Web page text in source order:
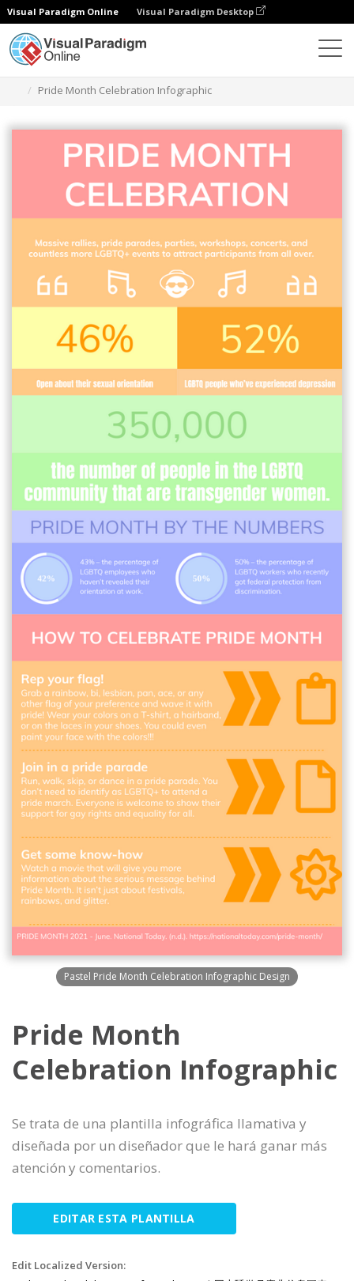
Visual Paradigm Online Visual Paradigm Desktop
Pride Month Celebration Infographic
Pastel Pride Month Celebration Infographic Design
Pride Month
Celebration Infographic
Se trata de una plantilla infográfica llamativa y
diseñada por un diseñador que le hará ganar más
atención y comentarios.
EDITAR ESTA PLANTILLA
Edit Localized Version: